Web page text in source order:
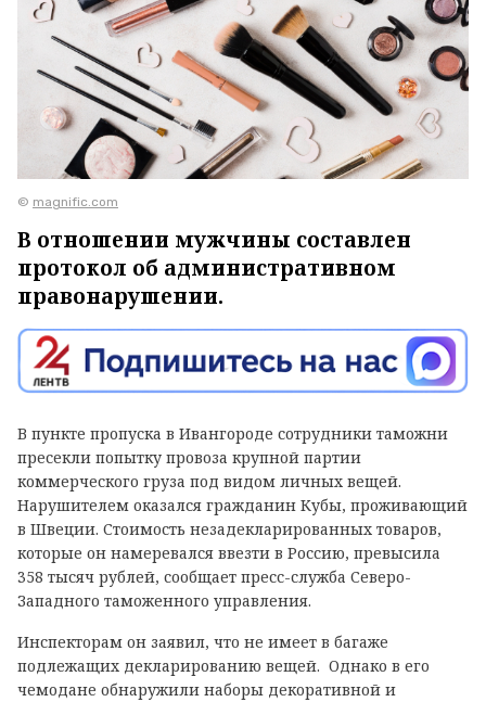
© magnific.com
В отношении мужчины составлен
протокол об административном
правонарушении.
В пункте пропуска в Ивангороде сотрудники таможни
пресекли попытку провоза крупной партии
коммерческого груза под видом личных вещей.
Нарушителем оказался гражданин Кубы, проживающий
в Швеции. Стоимость незадекларированных товаров,
которые он намеревался ввезти в Россию, превысила
358 тысяч рублей, сообщает пресс-служба Северо-
Западного таможенного управления.
Инспекторам он заявил, что не имеет в багаже
подлежащих декларированию вещей. Однако в его
чемодане обнаружили наборы декоративной и